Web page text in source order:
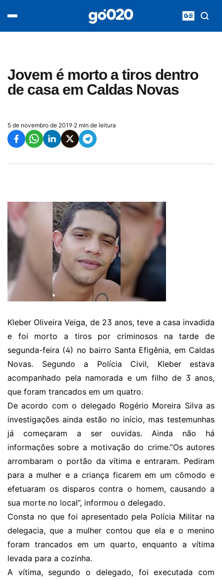
Jovem é morto a tiros dentro
de casa em Caldas Novas
5 de novembro de 2019·2 min de leitura
Kleber Oliveira Veiga, de 23 anos, teve a casa invadida
e foi morto a tiros por criminosos na tarde de
segunda-feira (4) no bairro Santa Efigênia, em Caldas
Novas. Segundo a Polícia Civil, Kleber estava
acompanhado pela namorada e um filho de 3 anos,
que foram trancados em um quatro.
De acordo com o delegado Rogério Moreira Silva as
investigações ainda estão no início, mas testemunhas
já começaram a ser ouvidas. Ainda não há
informações sobre a motivação do crime.”Os autores
arrombaram o portão da vítima e entraram. Pediram
para a mulher e a criança ficarem em um cômodo e
efetuaram os disparos contra o homem, causando a
sua morte no local”, informou o delegado.
Consta no que foi apresentado pela Polícia Militar na
delegacia, que a mulher contou que ela e o menino
foram trancados em um quarto, enquanto a vítima
levada para a cozinha.
A vítima, segundo o delegado, foi executada com
acontece agora
entretenimento
vídeos
pod020